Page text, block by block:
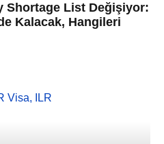
Shortage List Değişiyor:
Kalacak, Hangileri